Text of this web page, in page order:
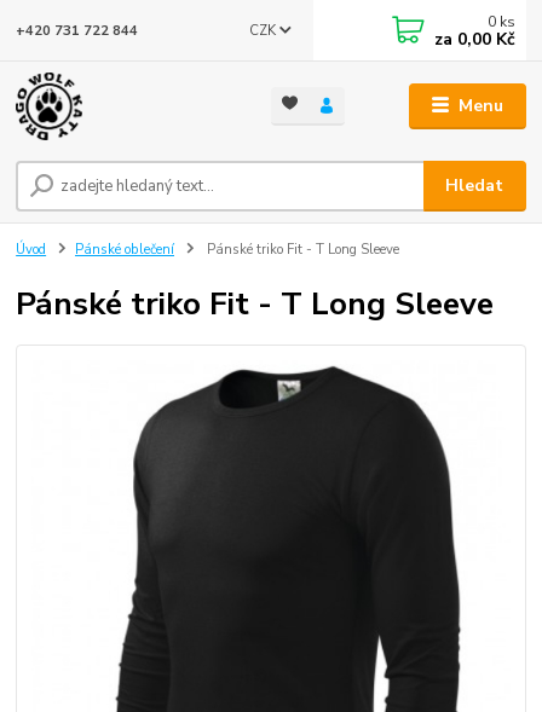
Menu
CZK
Hledat
+420 731 722 844 0 ks
za 0,00 Kč
Úvod Pánské oblečení Pánské triko Fit - T Long Sleeve
Pánské triko Fit - T Long Sleeve